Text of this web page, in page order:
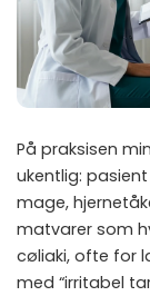
På praksisen
ukentlig:
mage,
matvarer som
cøliaki, ofte for
med “irritabel